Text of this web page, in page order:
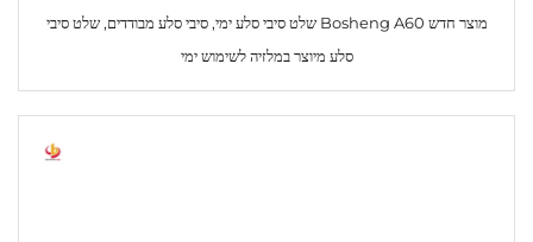
מוצר חדש Bosheng A60 שלט סיבי סלע ימי, סיבי סלע מבודדים, שלט סיבי
סלע מיוצר במלזיה לשימוש ימי